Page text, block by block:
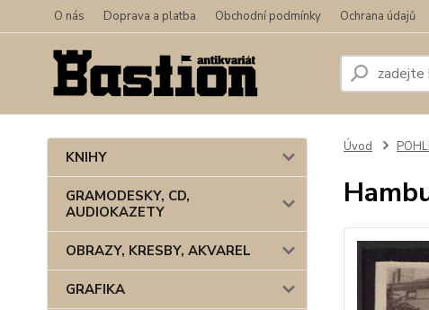
O nás Doprava a platba Obchodní podmínky Ochrana údajů
KNIHY
GRAMODESKY, CD,
AUDIOKAZETY
OBRAZY, KRESBY, AKVAREL
GRAFIKA
Úvod